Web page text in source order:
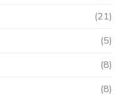
(21)
(5)
(8)
(8)